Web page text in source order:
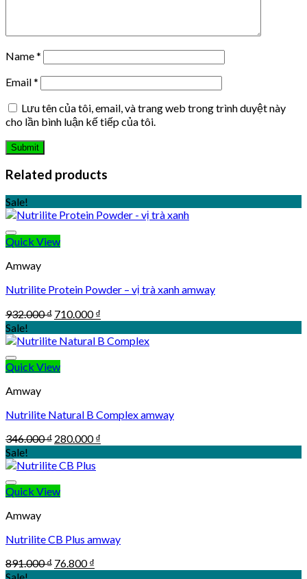
Name*
Email*
Lưu tên của tôi, email, và trang web trong trình duyệt này
cho lần bình luận kế tiếp của tôi.
Related products
Sale!
Quick View
Amway
Nutrilite Protein Powder – vị trà xanh amway
932.000₫ Original
was:
710.000₫
is:
Sale!
Quick View
Amway
Nutrilite Natural B Complex amway
346.000₫ Original
was:
280.000₫
Sale!
Quick View
Amway
Nutrilite CB Plus amway
891.000₫ Original
76.800₫